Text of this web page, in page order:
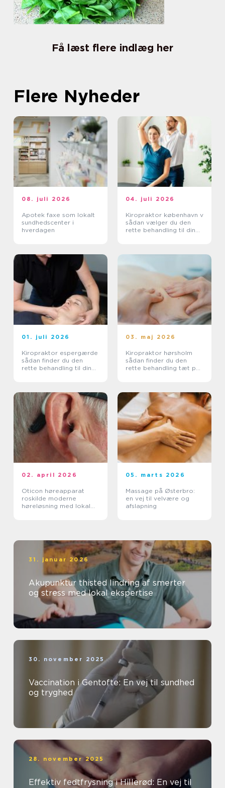
Få læst flere indlæg her
Flere Nyheder
08. juli 2026
Apotek faxe som lokalt
sundhedscenter i
hverdagen
04. juli 2026
Kiropraktor københavn v
sådan vælger du den
rette behandling til dine
01. juli 2026
Kiropraktor espergærde
sådan finder du den
rette behandling til dine
03. maj 2026
Kiropraktor hørsholm
sådan finder du den
rette behandling tæt på
02. april 2026
Oticon høreapparat
roskilde moderne
høreløsning med lokal
05. marts 2026
Massage på Østerbro:
en vej til velvære og
afslapning
31. januar 2026
Akupunktur thisted lindring af smerter
og stress med lokal ekspertise
30. november 2025
Vaccination i Gentofte: En vej til sundhed
og tryghed
28. november 2025
Effektiv fedtfrysning i Hillerød: En vej til